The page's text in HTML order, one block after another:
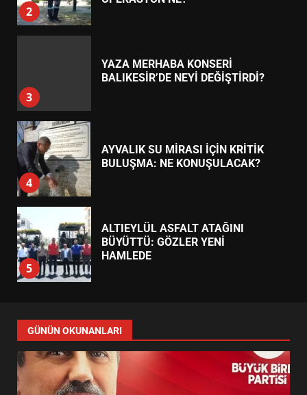
3
4
AYVALIK SU MİRASI İÇİN KRİTİK
BULUŞMA: NE KONUŞULACAK?
5
ALTIEYLÜL ASFALT ATAĞINI
BÜYÜTTÜ: GÖZLER YENİ
HAMLEDE
6
KONAKPINAR’DA GENÇLER NE
SORDU, BAŞKAN NE ANLATTI?
7
EDREMİT’TE SOSYAL TESİSLER
NEYİ DEĞİŞTİRECEK?
GÜNÜN OKUNANLARI